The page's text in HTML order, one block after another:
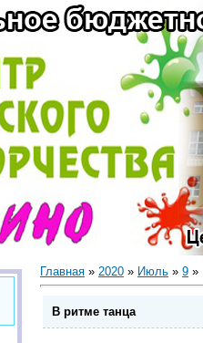
Главная » 2020 » Июль » 9 »
В ритме танца